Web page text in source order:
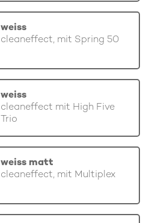
weiss
cleaneffect, mit Spring 50
weiss
cleaneffect mit High Five
Trio
weiss matt
cleaneffect, mit Multiplex